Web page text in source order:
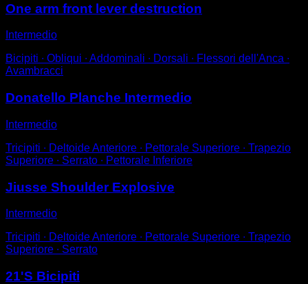
One arm front lever destruction
Intermedio
Bicipiti ∙ Obliqui ∙ Addominali ∙ Dorsali ∙ Flessori dell'Anca ∙
Avambracci
Donatello Planche Intermedio
Intermedio
Tricipiti ∙ Deltoide Anteriore ∙ Pettorale Superiore ∙ Trapezio
Superiore ∙ Serrato ∙ Pettorale Inferiore
Jiusse Shoulder Explosive
Intermedio
Tricipiti ∙ Deltoide Anteriore ∙ Pettorale Superiore ∙ Trapezio
Superiore ∙ Serrato
21'S Bicipiti